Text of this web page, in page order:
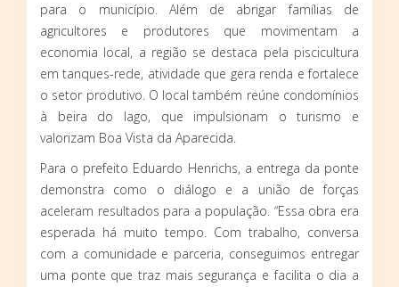
para o município. Além de abrigar famílias de
agricultores e produtores que movimentam a
economia local, a região se destaca pela piscicultura
em tanques-rede, atividade que gera renda e fortalece
o setor produtivo. O local também reúne condomínios
à beira do lago, que impulsionam o turismo e
valorizam Boa Vista da Aparecida.
Para o prefeito Eduardo Henrichs, a entrega da ponte
demonstra como o diálogo e a união de forças
aceleram resultados para a população. “Essa obra era
esperada há muito tempo. Com trabalho, conversa
com a comunidade e parceria, conseguimos entregar
uma ponte que traz mais segurança e facilita o dia a